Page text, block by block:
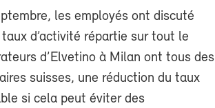
les employés ont discuté
d’activité répartie sur tout le
d’Elvetino à Milan ont tous des
suisses, une réduction du taux
si cela peut éviter des